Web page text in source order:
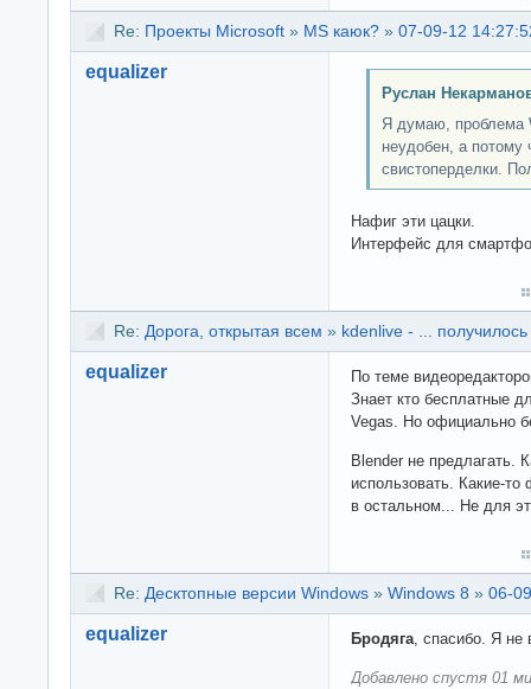
Re: Проекты Microsoft » MS каюк? » 07-09-12
equalizer
Руслан
Я думаю, проблема
неудобен, а потому
свистоперделки.
Нафиг эти цацки.
Интерфейс для
Re: Дорога, открытая всем » kdenlive - ... получилось
equalizer
По теме
Знает кто бесплатные
Vegas. Но официально
Blender не предлагать.
использовать. Какие-
в остальном... Не для
Re: Десктопные версии Windows » Windows 8 » 06-
equalizer Бродяга , спасибо. Я
Добавлено спустя 01